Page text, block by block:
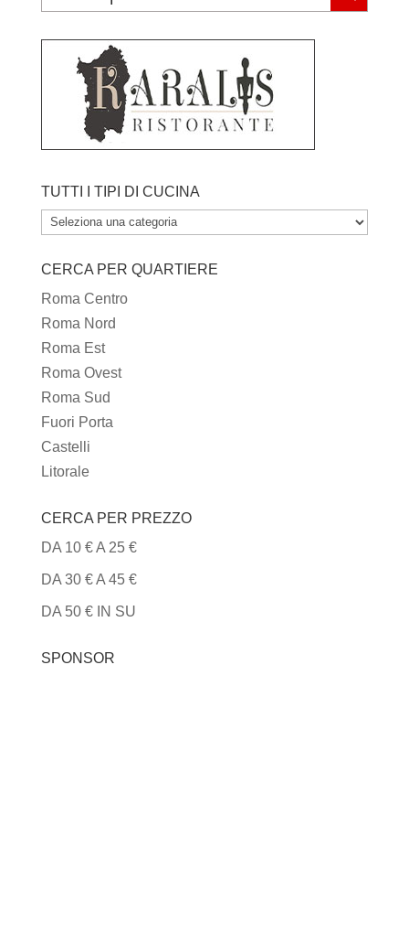
TUTTI I TIPI DI CUCINA
TUTTI
TIPI
DI
CUCINA
CERCA PER QUARTIERE
Roma Centro
Roma Nord
Roma Est
Roma Ovest
Roma Sud
Fuori Porta
Castelli
Litorale
CERCA PER PREZZO
DA 10 € A 25 €
DA 30 € A 45 €
DA 50 € IN SU
SPONSOR